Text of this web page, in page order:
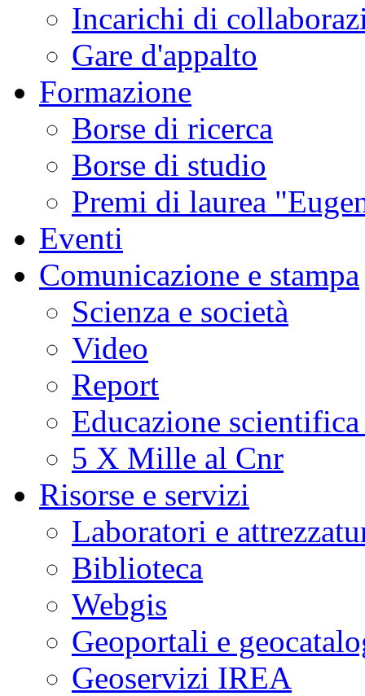
Incarichi di
Gare d'appalto
Formazione
Borse di ricerca
Borse di studio
Premi di laurea
Eventi
Comunicazione e stampa
Scienza e società
Video
Report
Educazione
5 X Mille al Cnr
Risorse e servizi
Laboratori e
Biblioteca
Webgis
Geoportali e
Geoservizi IREA